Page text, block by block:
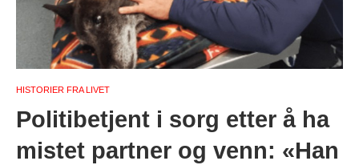
HISTORIER FRA LIVET
Politibetjent i sorg etter å ha
mistet partner og venn: «Han